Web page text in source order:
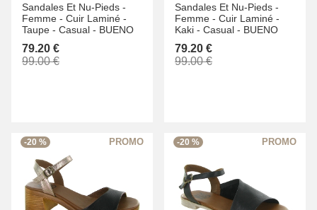
Sandales Et Nu-Pieds -
Femme - Cuir Laminé -
Taupe - Casual - BUENO
79.20 €
99.00 €
Sandales Et Nu-Pieds -
Femme - Cuir Laminé -
Kaki - Casual - BUENO
79.20 €
99.00 €
-20 % -20 %